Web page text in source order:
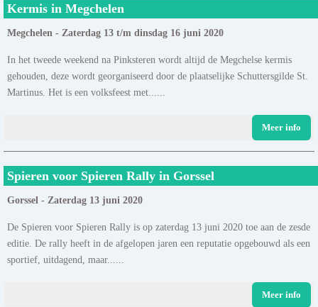
Kermis in Megchelen
Megchelen - Zaterdag 13 t/m dinsdag 16 juni 2020
In het tweede weekend na Pinksteren wordt altijd de Megchelse kermis
gehouden, deze wordt georganiseerd door de plaatselijke Schuttersgilde St.
Martinus. Het is een volksfeest met......
Meer info
Spieren voor Spieren Rally in Gorssel
Gorssel - Zaterdag 13 juni 2020
De Spieren voor Spieren Rally is op zaterdag 13 juni 2020 toe aan de zesde
editie. De rally heeft in de afgelopen jaren een reputatie opgebouwd als een
sportief, uitdagend, maar......
Meer info